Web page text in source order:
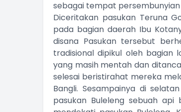
sebagai tempat persembunyian
Diceritakan pasukan Teruna
pada bagian daerah Ibu
disana Pasukan tersebut
tradisional dipikul oleh bagian
yang masih mentah dan
selesai beristirahat mereka
Bangli. Sesampainya di
pasukan Buleleng sebuah